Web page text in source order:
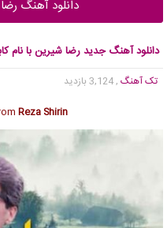
دانلود آهنگ
دانلود آهنگ جدید رضا شیرین با نام
تک آهنگ , 3,124 بازدید
Reza Shirin